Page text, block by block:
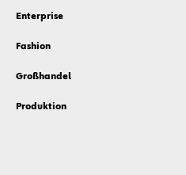
Enterprise
Fashion
Großhandel
Produktion